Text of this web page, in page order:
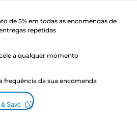
de 5% em todas as encomendas de
repetidas
a qualquer momento
frequência da sua encomenda
Save